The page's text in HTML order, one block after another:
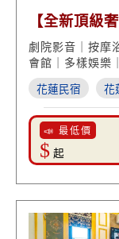
【全新頂級
將 設備俱全
劇院影音｜按摩
會館｜多樣娛樂
薦
花蓮民宿 花
📣 最低價
$ 起